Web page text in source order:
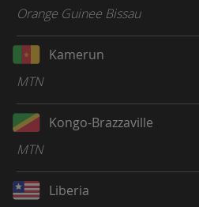
Orange Guinee Bissau
Kamerun
MTN
Kongo-Brazzaville
MTN
Liberia